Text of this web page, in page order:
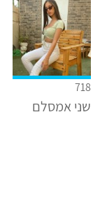
718
שני אמסלם